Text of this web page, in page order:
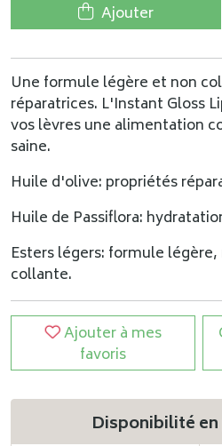
Ajouter
Une formule légère et non
réparatrices. L'Instant Gloss
vos lèvres une alimentation
saine.
Huile d'olive: propriétés
Huile de Passiflora:
Esters légers: formule
collante.
Ajouter à mes
favoris
Disponibilité